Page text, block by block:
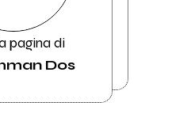
pagina di
Dos